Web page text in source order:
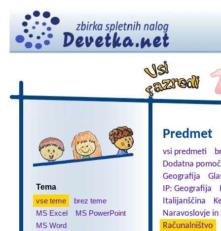
Tema
vse teme
brez teme
MS Excel
MS PowerPoint
MS Word
Predmet
vsi predmeti
Dodatna
Geografija
IP: Geografija
Italijanščina
Naravoslovje in
Računalništvo